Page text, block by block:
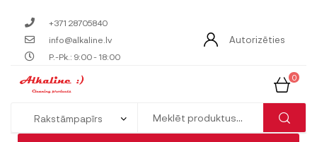
+371 28705840
info@alkaline.lv
P.-Pk.: 9:00 - 18:00
Autorizēties
0